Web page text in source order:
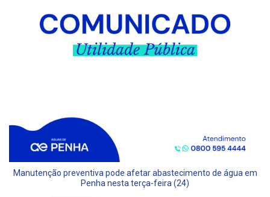
Manutenção preventiva pode afetar abastecimento de água em
Penha nesta terça-feira (24)